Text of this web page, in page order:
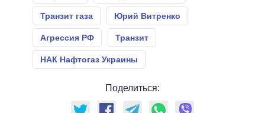
Транзит газа Юрий Витренко
Агрессия РФ Транзит
НАК Нафтогаз Украины
Поделиться: